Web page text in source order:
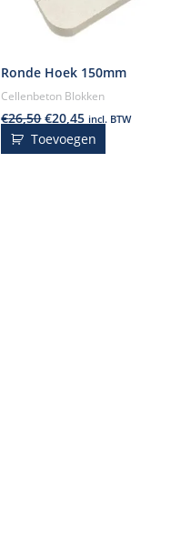
Ronde Hoek 150mm
Cellenbeton Blokken
€26,50 €20,45 incl. BTW
Toevoegen